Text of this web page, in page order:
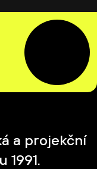
a projekční
1991.